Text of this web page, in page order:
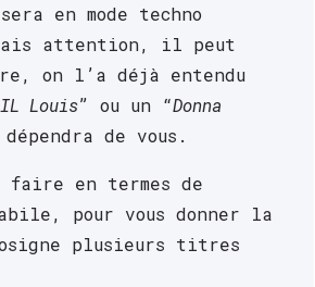
en mode techno
attention, il peut
on l’a déjà entendu
Louis” ou un “Donna
de vous.
en termes de
pour vous donner la
plusieurs titres